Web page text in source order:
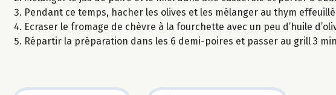
Pendant ce temps, hacher les olives et les mélanger au thym
Ecraser le fromage de chèvre à la fourchette avec un peu d’huile
Répartir la préparation dans les 6 demi-poires et passer au grill 3